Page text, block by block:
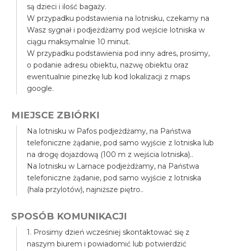
są dzieci i ilość bagaży.
W przypadku podstawienia na lotnisku, czekamy na
Wasz sygnał i podjeżdżamy pod wejście lotniska w
ciągu maksymalnie 10 minut.
W przypadku podstawienia pod inny adres, prosimy,
o podanie adresu obiektu, nazwę obiektu oraz
ewentualnie pinezkę lub kod lokalizacji z maps
google.
MIEJSCE ZBIÓRKI
Na lotnisku w Pafos podjeżdżamy, na Państwa
telefoniczne żądanie, pod samo wyjście z lotniska lub
na drogę dojazdową (100 m z wejścia lotniska)..
Na lotnisku w Larnace podjeżdżamy, na Państwa
telefoniczne żądanie, pod samo wyjście z lotniska
(hala przylotów), najniższe piętro..
SPOSÓB KOMUNIKACJI
1. Prosimy dzień wcześniej skontaktować się z
naszym biurem i powiadomić lub potwierdzić